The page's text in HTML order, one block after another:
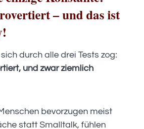
– und das ist
durch alle drei Tests zog:
und zwar ziemlich
bevorzugen meist
statt Smalltalk, fühlen